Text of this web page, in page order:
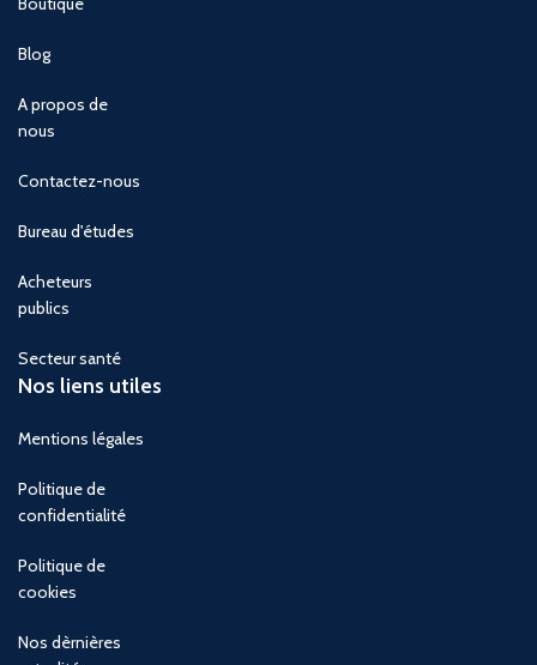
Blog
A propos de
nous
Contactez-nous
Bureau d'études
Acheteurs
publics
Secteur santé
Nos liens utiles
Mentions légales
Politique de
confidentialité
Politique de
cookies
Nos dèrnières